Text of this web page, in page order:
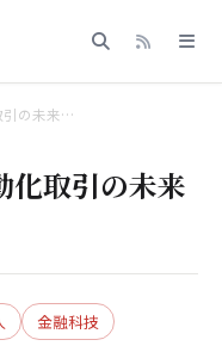
引の未来…
化取引の未来
金融科技